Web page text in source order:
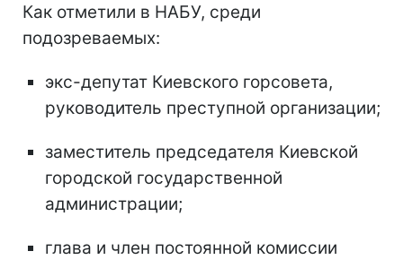
Как отметили в НАБУ, среди
подозреваемых:
экс-депутат Киевского горсовета,
руководитель преступной организации;
заместитель председателя Киевской
городской государственной
администрации;
глава и член постоянной комиссии